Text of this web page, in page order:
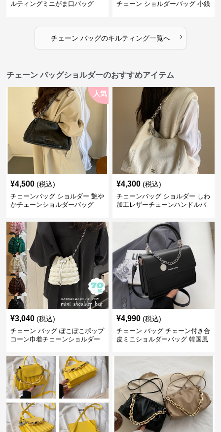
ルティングミニがま口バッグ
チェーン ショルダーバッグ 小銭
チェーン バッグのキルティング一覧へ ›
チェーン バッグショルダーのおすすめアイテム
人気
¥4,500 (税込)
チェーンバッグ ショルダー 艶や
かチェーンショルダーバッグ
¥4,300 (税込)
チェーンバッグ ショルダー しわ
加工レザーチェーンハンドルバ
¥3,040 (税込)
チェーン バッグ ぽこぽこポップ
コーン巾着チェーンショルダー
¥4,990 (税込)
チェーン バッグ チェーン付き合
皮ミニショルダーバッグ 韓国風